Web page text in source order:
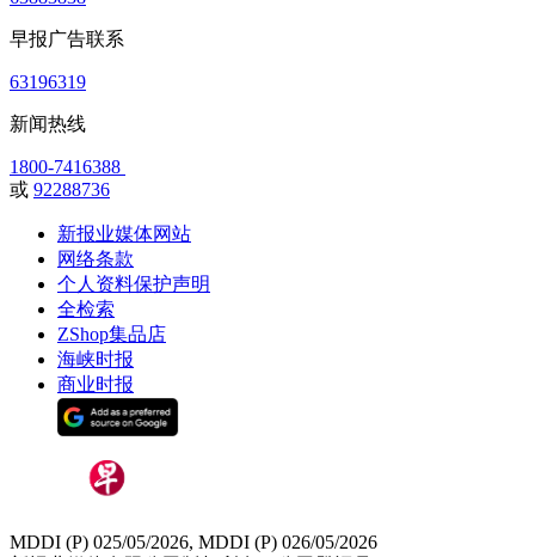
早报广告联系
63196319
新闻热线
1800-7416388
或 92288736
新报业媒体网站
网络条款
个人资料保护声明
全检索
ZShop集品店
海峡时报
商业时报
MDDI (P) 025/05/2026, MDDI (P) 026/05/2026